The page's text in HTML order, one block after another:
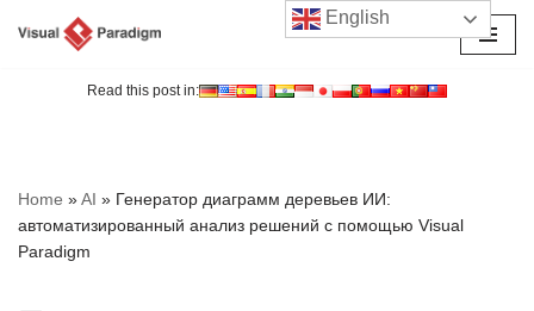
Read this post in:
Home »AI » Генератор диаграмм деревьев ИИ:
автоматизированный анализ решений с помощью Visual
Paradigm
English